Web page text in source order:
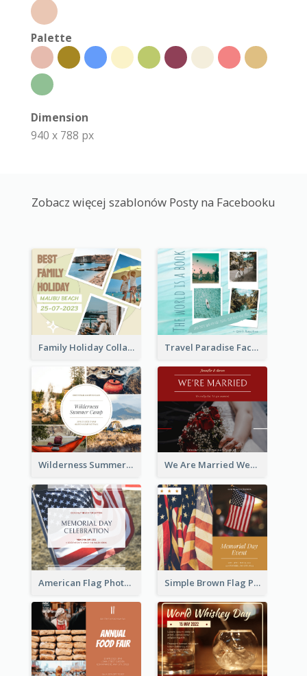
Palette
Dimension
940 x 788 px
Zobacz więcej szablonów Posty na Facebooku
Family Holiday Collage Facebook Post Travel Paradise Facebook Post
Wilderness Summer Camp Facebook Post We Are Married Wedding Facebook Post
American Flag Photo Memorial Day Celebration Facebook Post Simple Brown Flag Photo Memorial Day Facebook Post